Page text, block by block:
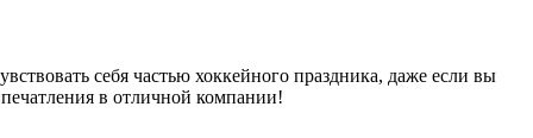
себя частью хоккейного праздника, даже если вы
в отличной компании!